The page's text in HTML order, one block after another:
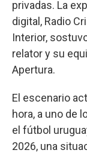
privadas. La
digital, Radio
Interior,
relator y su
Apertura.
El escenario
hora, a uno de
el fútbol
2026, una